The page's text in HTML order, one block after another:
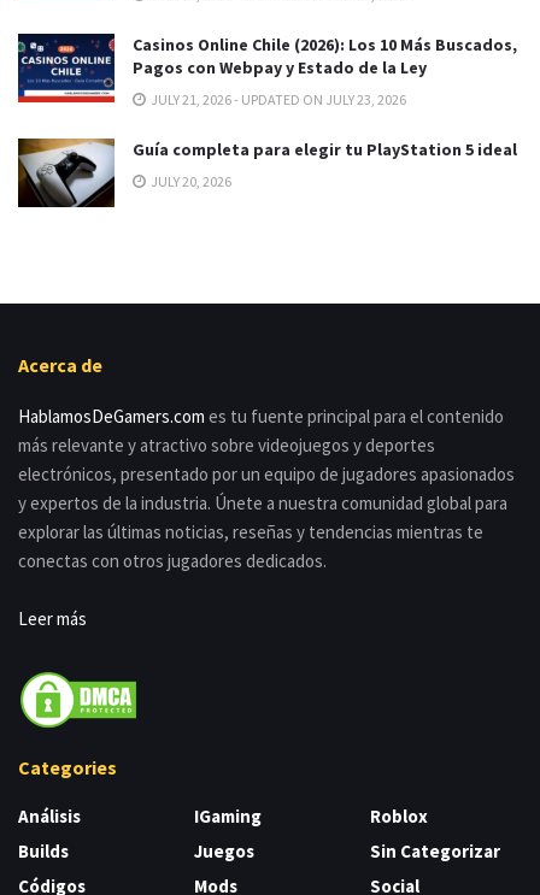
Casinos Online Chile (2026): Los 10 Más Buscados,
Pagos con Webpay y Estado de la Ley
JULY 21, 2026 - UPDATED ON JULY 23, 2026
Guía completa para elegir tu PlayStation 5 ideal
JULY 20, 2026
Acerca de
HablamosDeGamers.com es tu fuente principal para el contenido
más relevante y atractivo sobre videojuegos y deportes
electrónicos, presentado por un equipo de jugadores apasionados
y expertos de la industria. Únete a nuestra comunidad global para
explorar las últimas noticias, reseñas y tendencias mientras te
conectas con otros jugadores dedicados.
Leer más
Categories
Análisis
Builds
Códigos
IGaming
Juegos
Mods
Roblox
Sin Categorizar
Social